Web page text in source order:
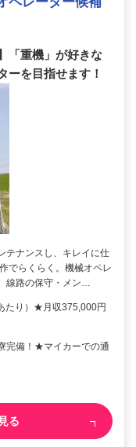
「重機」が好きな
ーを目指せます！
テナンスし、キレイに仕
でらくらく。機械オペレ
線路の保守・メン…
たり）★月収375,000円
備！★マイカーでの通
る